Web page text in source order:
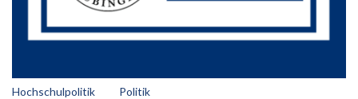
Hochschulpolitik Politik